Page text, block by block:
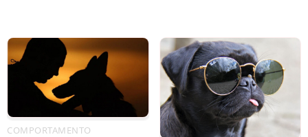
COMPORTAMENTO